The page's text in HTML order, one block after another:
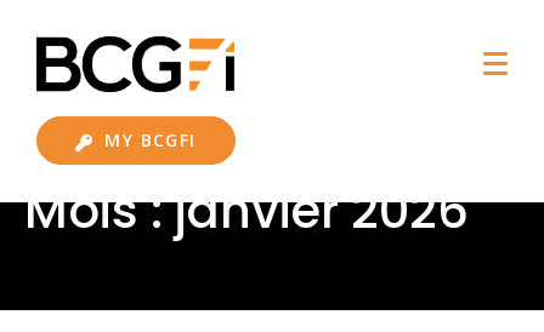
MY BCGFI
Mois :janvier 2026